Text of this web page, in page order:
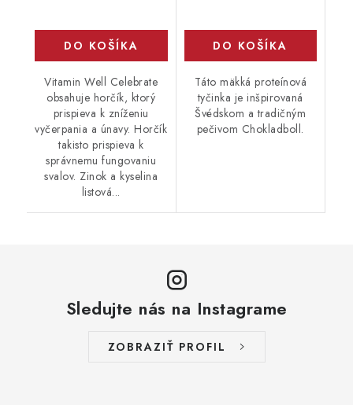
DO KOŠÍKA
Vitamin Well Celebrate
obsahuje horčík, ktorý
prispieva k zníženiu
vyčerpania a únavy. Horčík
takisto prispieva k
správnemu fungovaniu
svalov. Zinok a kyselina
listová...
DO KOŠÍKA
Táto mäkká proteínová
tyčinka je inšpirovaná
Švédskom a tradičným
pečivom Chokladboll.
Sledujte nás na Instagrame
ZOBRAZIŤ PROFIL